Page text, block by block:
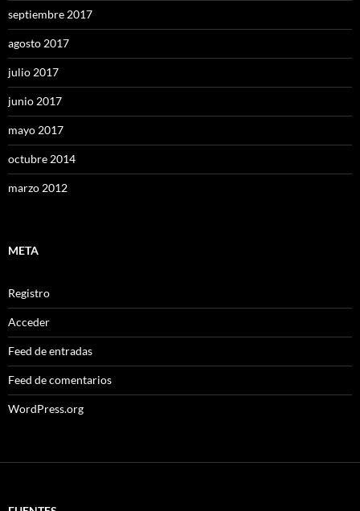
septiembre 2017
agosto 2017
julio 2017
junio 2017
mayo 2017
octubre 2014
marzo 2012
META
Registro
Acceder
Feed de entradas
Feed de comentarios
WordPress.org